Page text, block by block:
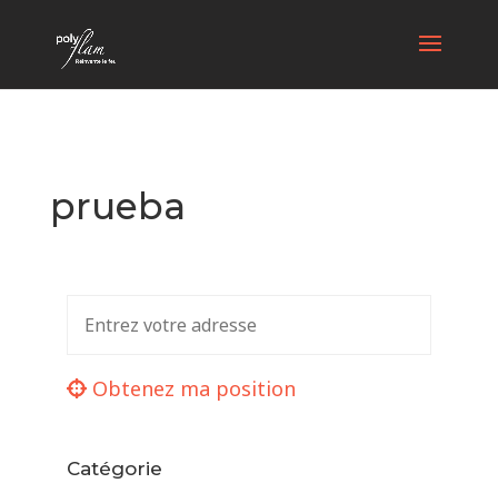
prueba
Obtenez ma position
Catégorie